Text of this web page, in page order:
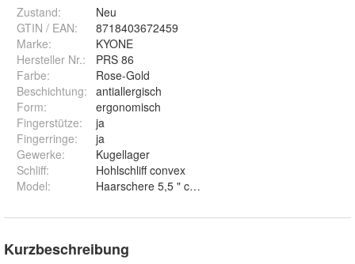
Zustand:
Neu
GTIN / EAN:
8718403672459
Marke:
KYONE
Hersteller Nr.:
PRS 86
Farbe:
Rose-Gold
Beschichtung: antiallergisch
Form:
ergonomisch
Fingerstütze:
ja
Fingerringe:
ja
Gewerke:
Kugellager
Schliff:
Hohlschliff convex
Model:
Kurzbeschreibung